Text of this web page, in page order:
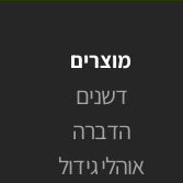
מוצרים
דשנים
הדברה
אוהלי גידול